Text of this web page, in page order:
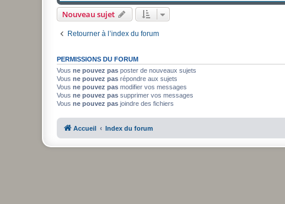
Nouveau sujet
Retourner à l’index du forum
PERMISSIONS DU FORUM
Vous ne pouvez pas poster de nouveaux sujets
Vous ne pouvez pas répondre aux sujets
Vous ne pouvez pas modifier vos messages
Vous ne pouvez pas supprimer vos messages
Vous ne pouvez pas joindre des fichiers
Accueil Index du forum